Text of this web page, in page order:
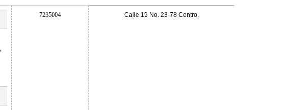
7235004 Calle 19 No. 23-78 Centro.